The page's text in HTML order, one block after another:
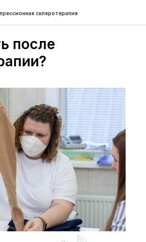
склеротерапия
после